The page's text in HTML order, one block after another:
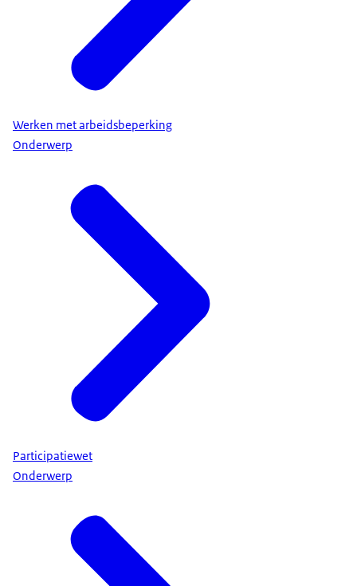
Werken met arbeidsbeperking
Onderwerp
Participatiewet
Onderwerp